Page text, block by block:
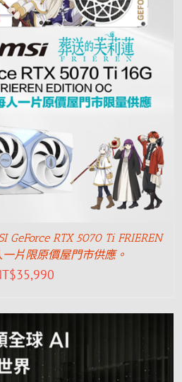
GeForce RTX 5070 Ti FRIEREN
一片限原價屋門市供應。
35,990